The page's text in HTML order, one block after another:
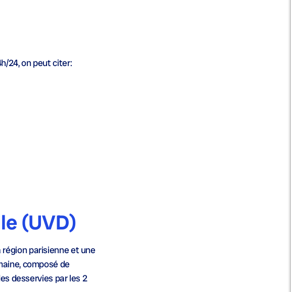
24, on peut citer:
(UVD)
parisienne et une
composé de
desservies par les 2